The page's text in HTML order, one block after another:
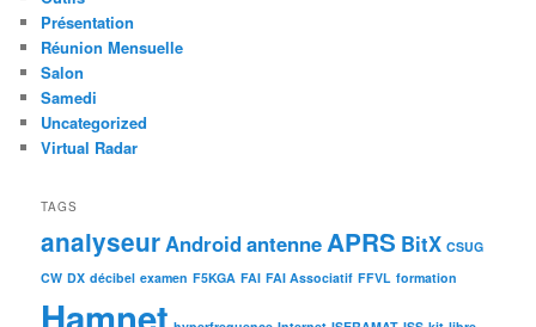
Présentation
Réunion Mensuelle
Salon
Samedi
Uncategorized
Virtual Radar
TAGS
analyseurAndroidantenneAPRS BitX CSUG
CW DX décibel examen F5KGA FAI FAI Associatif FFVL formation